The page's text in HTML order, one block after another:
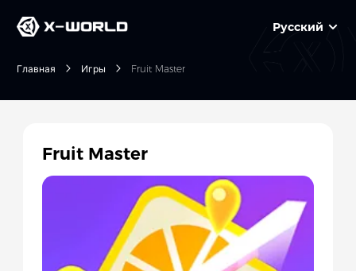
Русский
Главная Игры Fruit Master
Fruit Master